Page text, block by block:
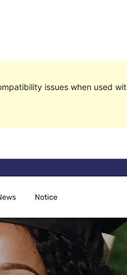
issues when used
Active installations
WordPress version
PHP version
Theme homepage